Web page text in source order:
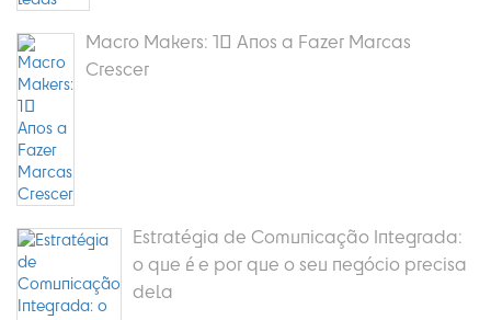
Macro Makers: 10 Anos a Fazer Marcas
Crescer
Estratégia de Comunicação Integrada:
o que é e por que o seu negócio precisa
dela